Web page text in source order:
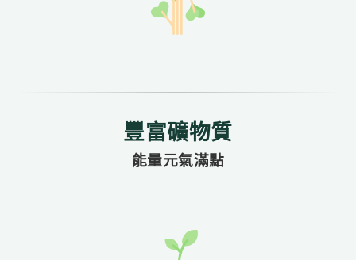
豐富礦物質
能量元氣滿點